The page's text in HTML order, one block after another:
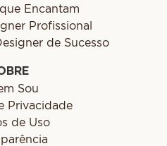
Encantam
Profissional
de Sucesso
Sou
Privacidade
de Uso